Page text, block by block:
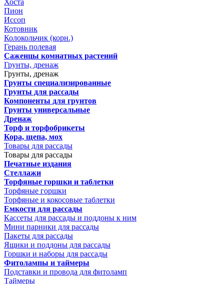
Хоста
Пион
Иссоп
Котовник
Колокольчик (корн.)
Герань полевая
Саженцы комнатных растений
Грунты, дренаж
Грунты, дренаж
Грунты специализированные
Грунты для рассады
Компоненты для грунтов
Грунты универсальные
Дренаж
Торф и торфобрикеты
Кора, щепа, мох
Товары для рассады
Товары для рассады
Печатные издания
Стеллажи
Торфяные горшки и таблетки
Торфяные горшки
Торфяные и кокосовые таблетки
Емкости для рассады
Кассеты для рассады и поддоны к ним
Мини парники для рассады
Пакеты для рассады
Ящики и поддоны для рассады
Горшки и наборы для рассады
Фитолампы и таймеры
Подставки и провода для фитоламп
Таймеры